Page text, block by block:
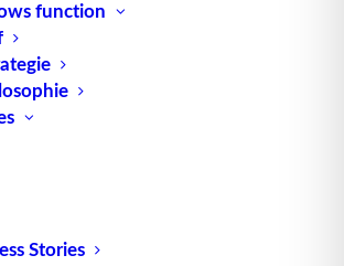
function
Stories
und Vorteile des
„Context Aware
Architecture“